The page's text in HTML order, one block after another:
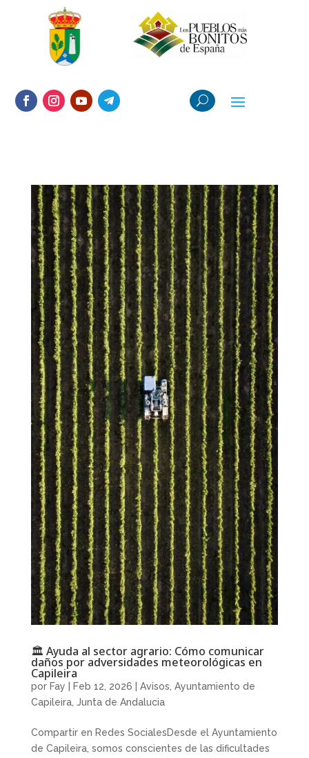
🏛️ Ayuda al sector agrario: Cómo comunicar
daños por adversidades meteorológicas en
Capileira
por Fay Feb 12, 2026 Avisos, Ayuntamiento de
Capileira, Junta de Andalucia
Compartir en Redes SocialesDesde el Ayuntamiento
de Capileira, somos conscientes de las dificultades